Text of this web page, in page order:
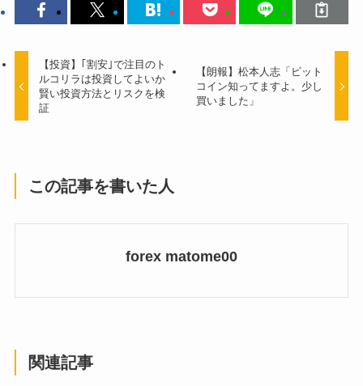
【投資】｢割安｣で注目のト
ルコリラは投資してよいか
賢い投資方法とリスクを検
証
【朗報】松本人志「ビット
コイン知ってますよ。少し
買いました」
この記事を書いた人
forex matome00
関連記事